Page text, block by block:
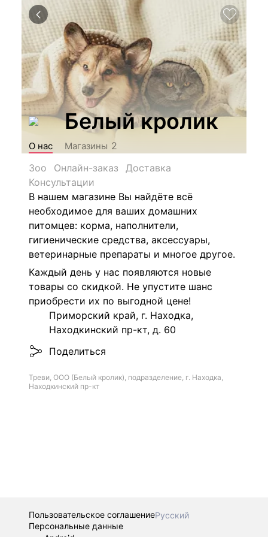
Белый кролик
О нас Магазины 2
Зоо
Онлайн-заказ
Доставка
Консультации
В нашем магазине Вы найдёте всё
необходимое для ваших домашних
питомцев: корма, наполнители,
гигиенические средства, аксессуары,
ветеринарные препараты и многое другое.
Каждый день у нас появляются новые
товары со скидкой. Не упустите шанс
приобрести их по выгодной цене!
Приморский край, г. Находка,
Находкинский пр-кт, д. 60
Поделиться
Треви, ООО (Белый кролик), подразделение, г. Находка,
Находкинский пр-кт
Пользовательское соглашениеРусский
Персональные данные